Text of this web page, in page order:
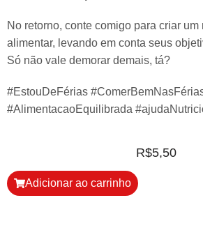
No retorno, conte comigo para criar um
alimentar, levando em conta seus
Só não vale demorar demais, tá?
#EstouDeFérias
#AlimentacaoEquilibrada
R$5,50
Adicionar ao carrinho